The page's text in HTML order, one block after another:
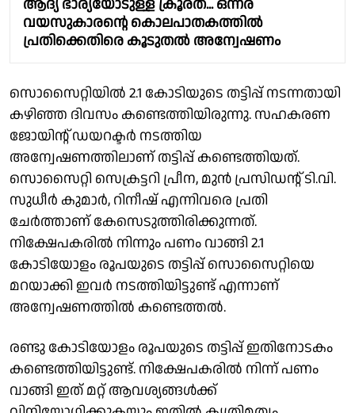
ആദ്യ ഭാര്യയോടുള്ള ക്രൂരത... ഒന്നര
വയസുകാരന്റെ കൊലപാതകത്തിൽ
പ്രതിക്കെതിരെ കൂടുതൽ അന്വേഷണം
സൊസൈറ്റിയിൽ 2.1 കോടിയുടെ തട്ടിപ്പ് നടന്നതായി
കഴിഞ്ഞ ദിവസം കണ്ടെത്തിയിരുന്നു. സഹകരണ
ജോയിന്റ് ഡയറക്ടർ നടത്തിയ
അന്വേഷണത്തിലാണ് തട്ടിപ്പ് കണ്ടെത്തിയത്.
സൊസൈറ്റി സെക്രട്ടറി പ്രീന, മുൻ പ്രസിഡൻ്റ് ടി.വി.
സുധീർ കുമാർ, റിനീഷ് എന്നിവരെ പ്രതി
ചേർത്താണ് കേസെടുത്തിരിക്കുന്നത്.
നിക്ഷേപകരിൽ നിന്നും പണം വാങ്ങി 2.1
കോടിയോളം രൂപയുടെ തട്ടിപ്പ് സൊസൈറ്റിയെ
മറയാക്കി ഇവർ നടത്തിയിട്ടുണ്ട് എന്നാണ്
അന്വേഷണത്തിൽ കണ്ടെത്തൽ.
രണ്ടു കോടിയോളം രൂപയുടെ തട്ടിപ്പ് ഇതിനോടകം
കണ്ടെത്തിയിട്ടുണ്ട്. നിക്ഷേപകരിൽ നിന്ന് പണം
വാങ്ങി ഇത് മറ്റ് ആവശ്യങ്ങൾക്ക്